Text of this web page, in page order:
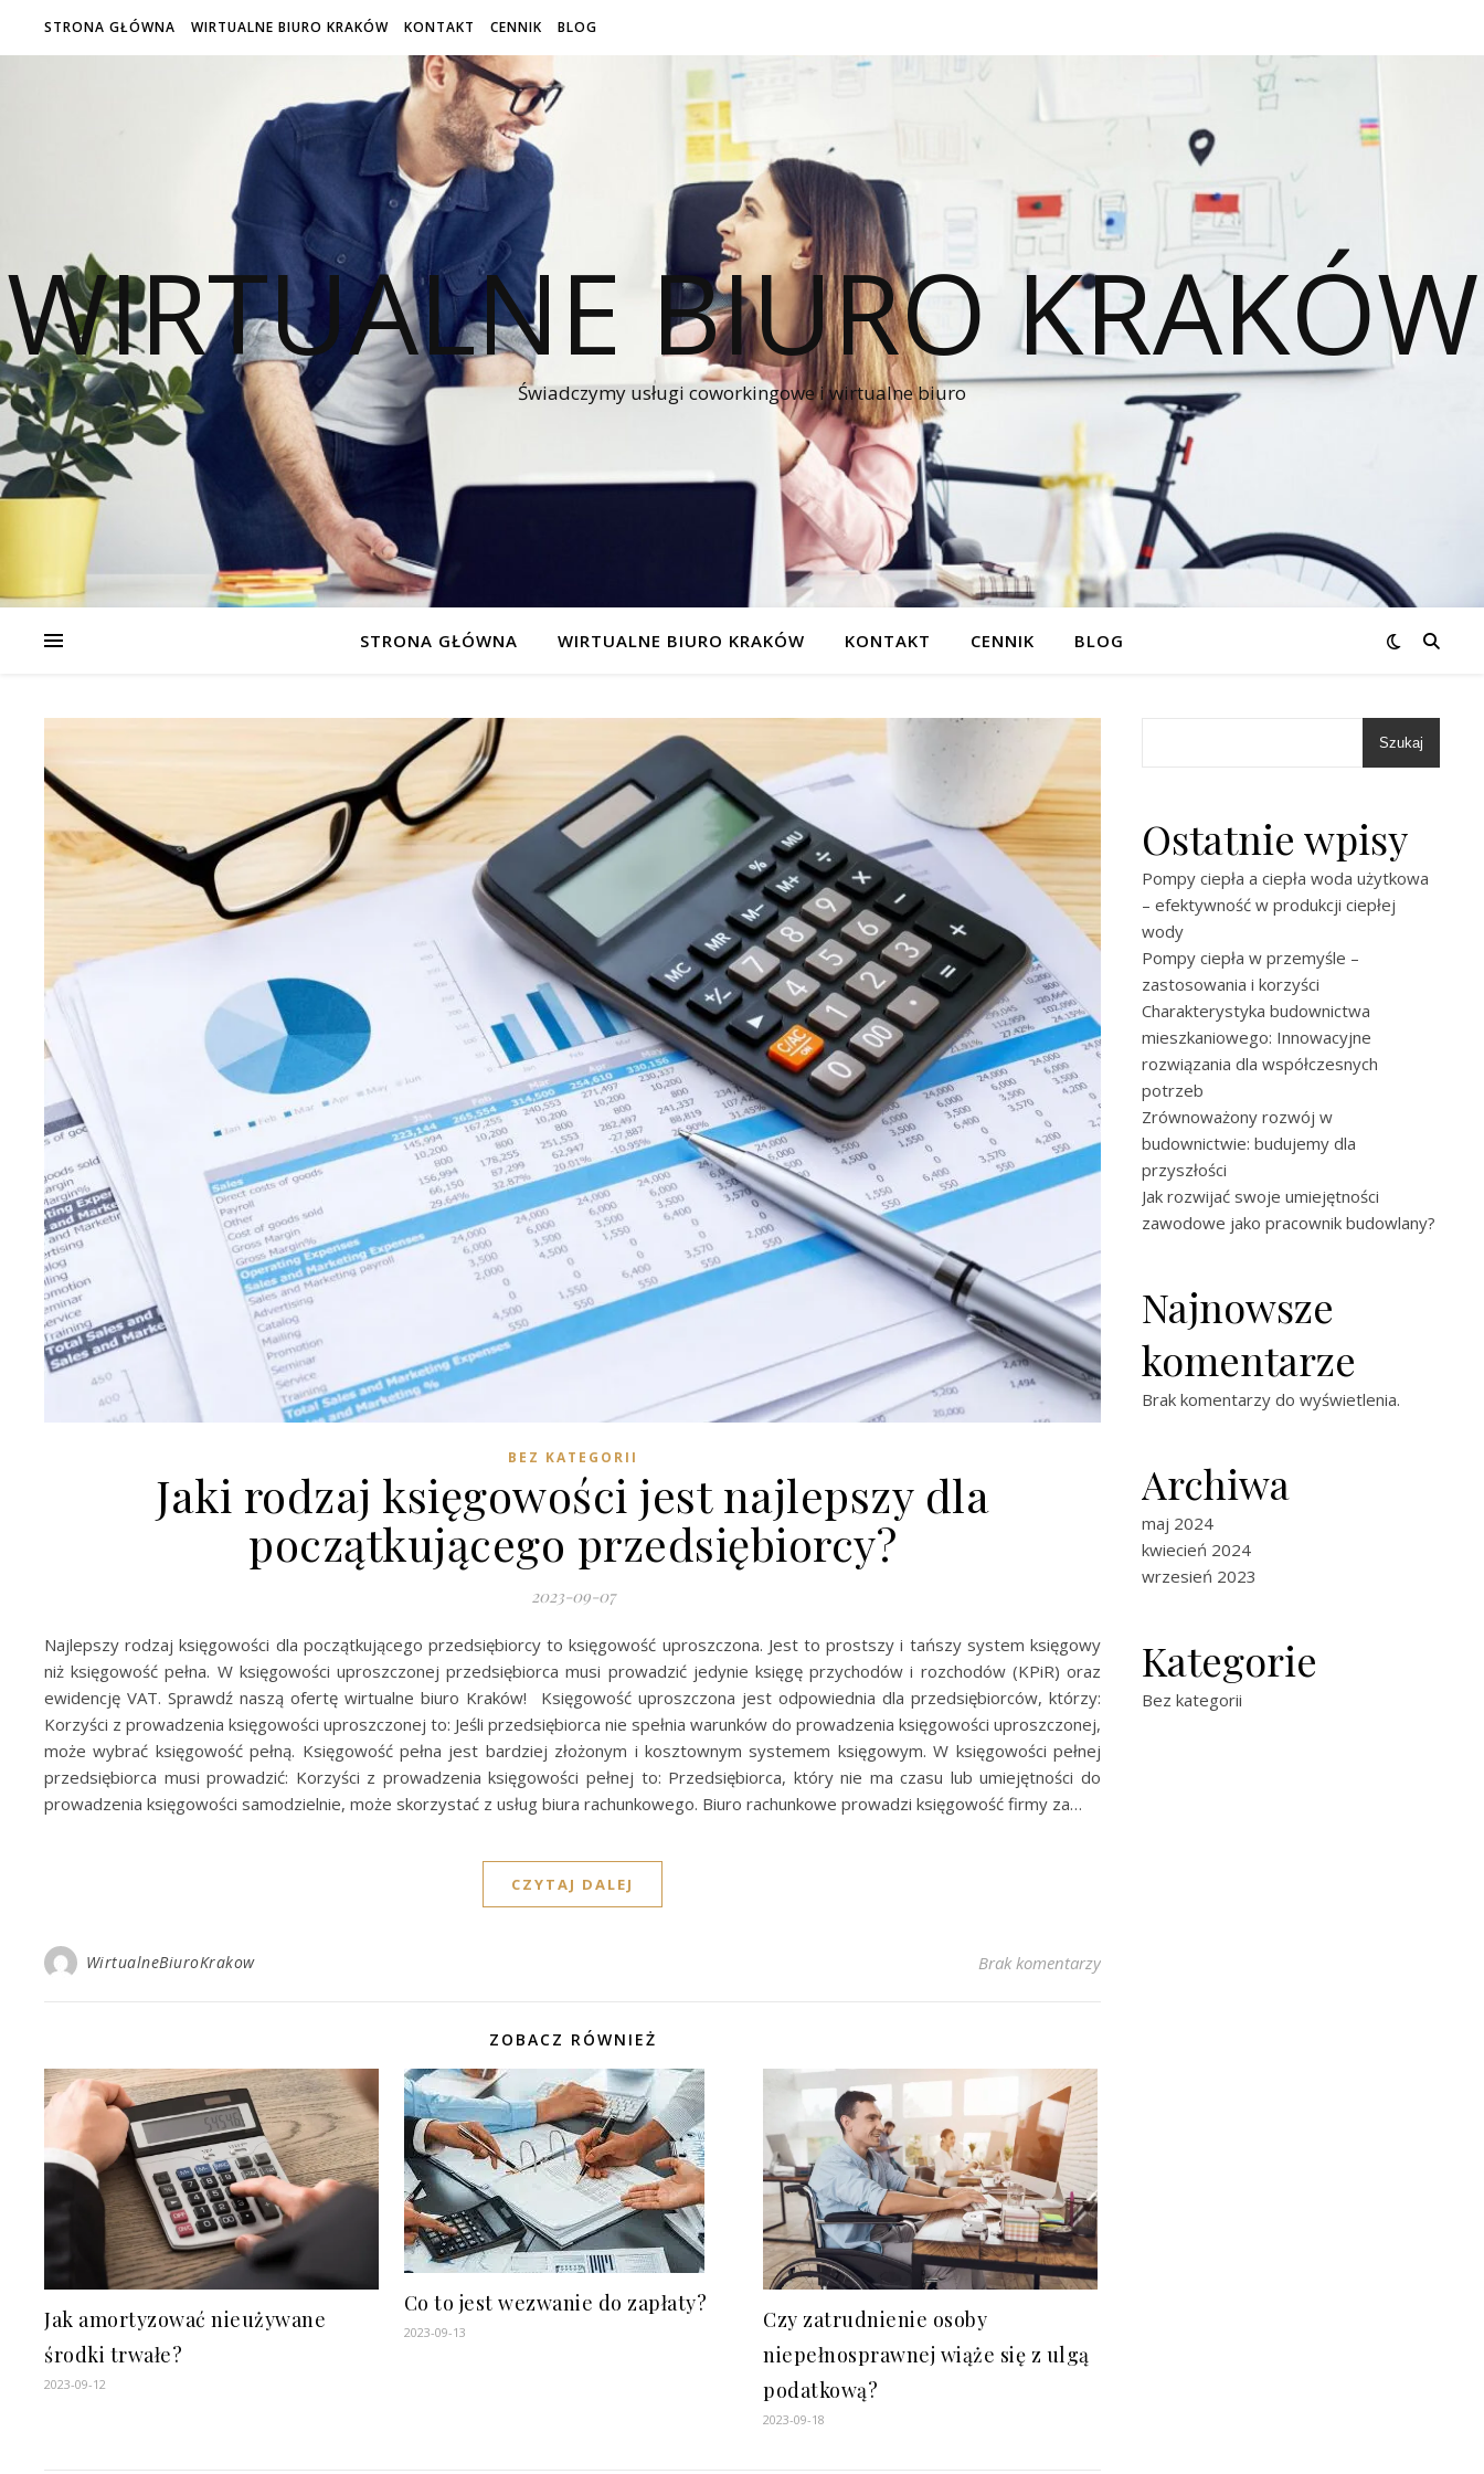
STRONA GŁÓWNA WIRTUALNE BIURO KRAKÓW KONTAKT CENNIK BLOG
WIRTUALNE BIURO KRAKÓW
Świadczymy usługi coworkingowe i wirtualne biuro
STRONA GŁÓWNA WIRTUALNE BIURO KRAKÓW KONTAKT CENNIK BLOG
BEZ KATEGORII
Jaki rodzaj księgowości jest najlepszy dla
początkującego przedsiębiorcy?
2023-09-07
Najlepszy rodzaj księgowości dla początkującego przedsiębiorcy to księgowość uproszczona. Jest to prostszy i tańszy system księgowy
niż księgowość pełna. W księgowości uproszczonej przedsiębiorca musi prowadzić jedynie księgę przychodów i rozchodów (KPiR) oraz
ewidencję VAT. Sprawdź naszą ofertę wirtualne biuro Kraków! Księgowość uproszczona jest odpowiednia dla przedsiębiorców, którzy:
Korzyści z prowadzenia księgowości uproszczonej to: Jeśli przedsiębiorca nie spełnia warunków do prowadzenia księgowości uproszczonej,
może wybrać księgowość pełną. Księgowość pełna jest bardziej złożonym i kosztownym systemem księgowym. W księgowości pełnej
przedsiębiorca musi prowadzić: Korzyści z prowadzenia księgowości pełnej to: Przedsiębiorca, który nie ma czasu lub umiejętności do
prowadzenia księgowości samodzielnie, może skorzystać z usług biura rachunkowego. Biuro rachunkowe prowadzi księgowość firmy za…
CZYTAJ DALEJ
WirtualneBiuroKrakow Brak komentarzy
ZOBACZ RÓWNIEŻ
Jak amortyzować nieużywane
środki trwałe?
2023-09-12
Co to jest wezwanie do zapłaty?
2023-09-13
Czy zatrudnienie osoby
niepełnosprawnej wiąże się z ulgą
podatkową?
2023-09-18
Szukaj
Ostatnie wpisy
Pompy ciepła a ciepła woda użytkowa
– efektywność w produkcji ciepłej
wody
Pompy ciepła w przemyśle –
zastosowania i korzyści
Charakterystyka budownictwa
mieszkaniowego: Innowacyjne
rozwiązania dla współczesnych
potrzeb
Zrównoważony rozwój w
budownictwie: budujemy dla
przyszłości
Jak rozwijać swoje umiejętności
zawodowe jako pracownik budowlany?
Najnowsze
komentarze
Brak komentarzy do wyświetlenia.
Archiwa
maj 2024
kwiecień 2024
wrzesień 2023
Kategorie
Bez kategorii